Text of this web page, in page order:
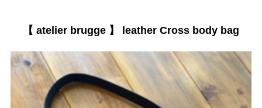
【 atelier brugge 】 leather Cross body bag